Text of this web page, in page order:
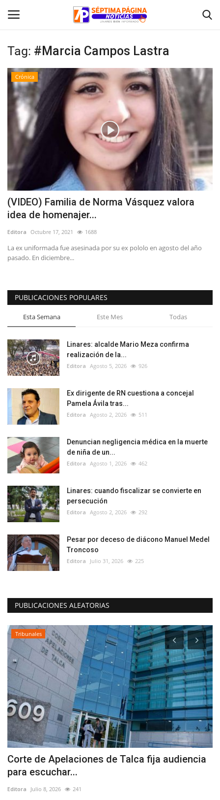
Inicio
Crónica
Policial
Tribunales
Deporte
Política
Espectáculos
Tag: #Marcia Campos Lastra
Crónica
(VIDEO) Familia de Norma Vásquez valora
idea de homenajer...
Editora Octubre 17, 2021 1688
La ex uniformada fue asesinada por su ex pololo en agosto del año
pasado. En diciembre...
PUBLICACIONES POPULARES
Esta Semana Este Mes Todas
Linares: alcalde Mario Meza confirma
realización de la...
Editora Agosto 5, 2026 926
Ex dirigente de RN cuestiona a concejal
Pamela Ávila tras...
Editora Agosto 2, 2026 511
Denuncian negligencia médica en la muerte
de niña de un...
Editora Agosto 1, 2026 462
Linares: cuando fiscalizar se convierte en
persecución
Editora Agosto 2, 2026 292
Pesar por deceso de diácono Manuel Medel
Troncoso
Editora Julio 31, 2026 225
PUBLICACIONES ALEATORIAS
Tribunales
Corte de Apelaciones de Talca fija audiencia
para escuchar...
Editora Julio 8, 2026 241